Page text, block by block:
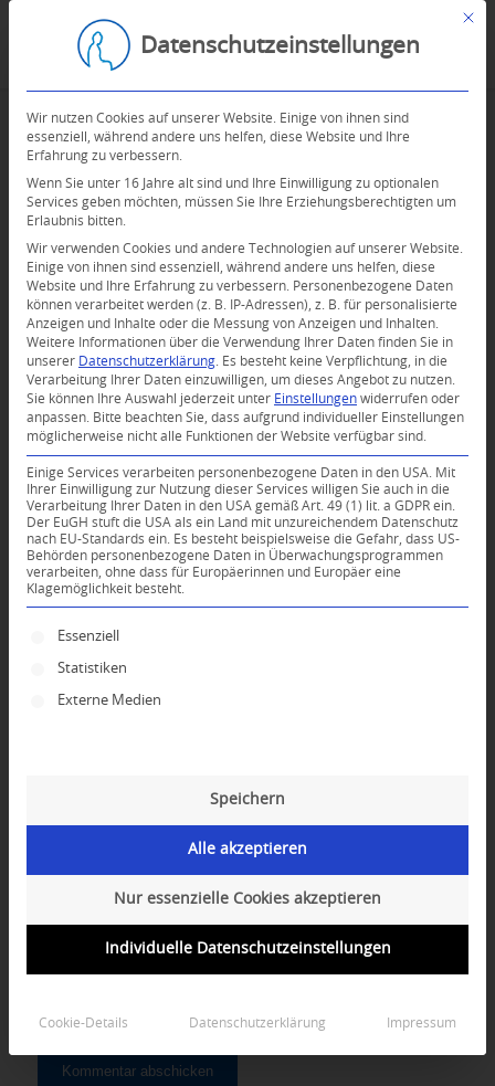
0
KOMMENTARE
Dein Kommentar
An Diskussion beteiligen?
Hinterlassen Sie uns Ihren Kommentar!
Mit
Datenschutzeinstellungen
Wir nutzen Cookies auf unserer Website. Einige von ihnen sind
essenziell, während andere uns helfen, diese Website und Ihre
Erfahrung zu verbessern.
Wenn Sie unter 16 Jahre alt sind und Ihre Einwilligung zu optionalen
Services geben möchten, müssen Sie Ihre Erziehungsberechtigten um
Erlaubnis bitten.
Wir verwenden Cookies und andere Technologien auf unserer Website.
Einige von ihnen sind essenziell, während andere uns helfen, diese
Website und Ihre Erfahrung zu verbessern.
Personenbezogene Daten
können verarbeitet werden (z. B. IP-Adressen), z. B. für personalisierte
Anzeigen und Inhalte oder die Messung von Anzeigen und Inhalten.
Weitere Informationen über die Verwendung Ihrer Daten finden Sie in
unserer Datenschutzerklärung
Es besteht keine Verpflichtung, in die
Verarbeitung Ihrer Daten einzuwilligen, um dieses Angebot zu nutzen.
Sie können Ihre Auswahl jederzeit unter Einstellungen widerrufen oder
anpassen.
Bitte beachten Sie, dass aufgrund individueller Einstellungen
möglicherweise nicht alle Funktionen der Website verfügbar sind.
Einige Services verarbeiten personenbezogene Daten in den USA. Mit
Ihrer Einwilligung zur Nutzung dieser Services willigen Sie auch in die
Verarbeitung Ihrer Daten in den USA gemäß Art. 49 (1) lit. a GDPR ein.
Der EuGH stuft die USA als ein Land mit unzureichendem Datenschutz
nach EU-Standards ein. Es besteht beispielsweise die Gefahr, dass US-
Behörden personenbezogene Daten in Überwachungsprogrammen
verarbeiten, ohne dass für Europäerinnen und Europäer eine
Klagemöglichkeit besteht.
Es folgt eine Liste der Service-Gruppen, für die
Essenziell
Statistiken
Externe Medien
Speichern
Alle akzeptieren
Nur essenzielle Cookies akzeptieren
Individuelle Datenschutzeinstellungen
Cookie-Details Datenschutzerklärung Impressum